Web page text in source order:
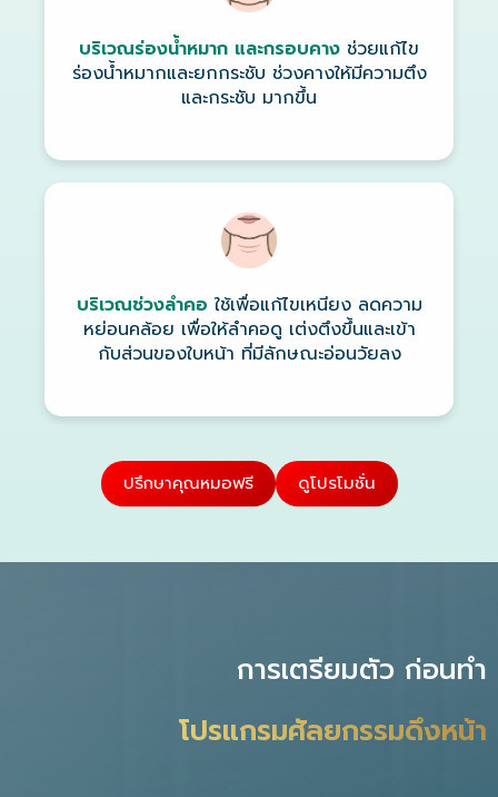
บริเวณร่องน้ำหมาก และกรอบคาง ช่วยแก้ไข
ร่องน้ำหมากและยกกระชับ ช่วงคางให้มีความตึง
และกระชับ มากขึ้น
บริเวณช่วงลำคอ ใช้เพื่อแก้ไขเหนียง ลดความ
หย่อนคล้อย เพื่อให้ลำคอดู เต่งตึงขึ้นและเข้า
กับส่วนของใบหน้า ที่มีลักษณะอ่อนวัยลง
ปรึกษาคุณหมอฟรี ดูโปรโมชั่น
การเตรียมตัว ก่อนทำ
โปรแกรมศัลยกรรมดึงหน้า